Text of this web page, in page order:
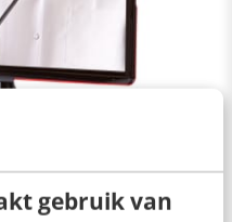
gebruik van
hoe maak je
tot een succes?